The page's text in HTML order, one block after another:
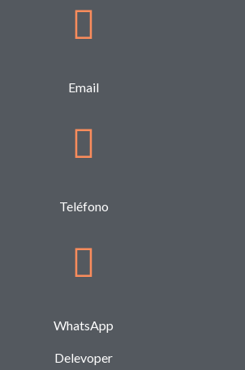
Email
Teléfono
WhatsApp
Delevoper